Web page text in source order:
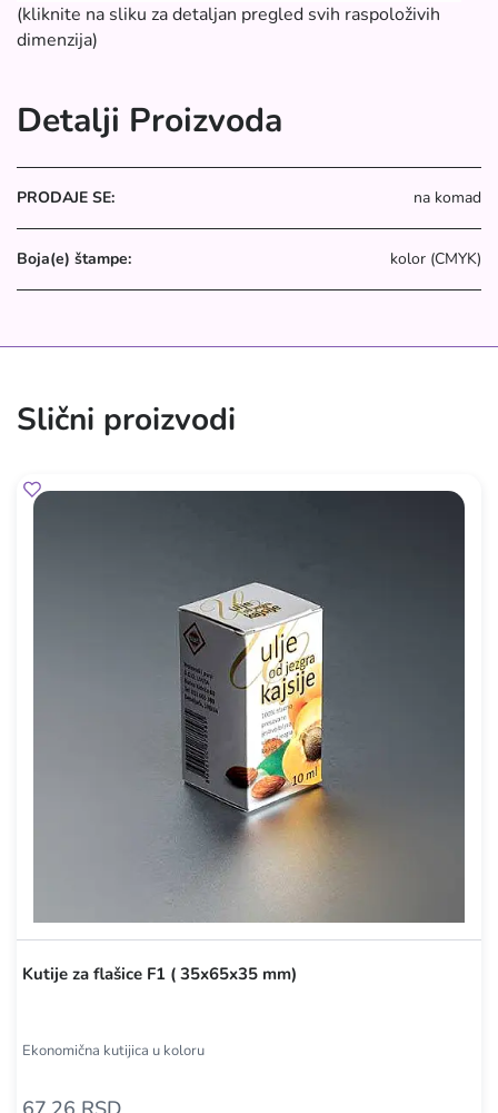
(kliknite na sliku za detaljan pregled svih raspoloživih
dimenzija)
Detalji Proizvoda
PRODAJE SE: na komad
Boja(e) štampe: kolor (CMYK)
Slični proizvodi
Kutije za flašice F1 ( 35x65x35 mm)
Ekonomična kutijica u koloru